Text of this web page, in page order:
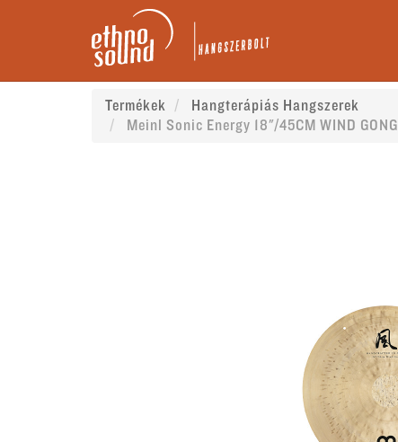
Termékek
Hangterápiás Hangszerek
Meinl Sonic Energy 18"/45CM WIND GONG